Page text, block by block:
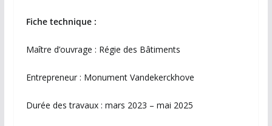
Fiche technique :
Maître d’ouvrage : Régie des Bâtiments
Entrepreneur : Monument Vandekerckhove
Durée des travaux : mars 2023 – mai 2025